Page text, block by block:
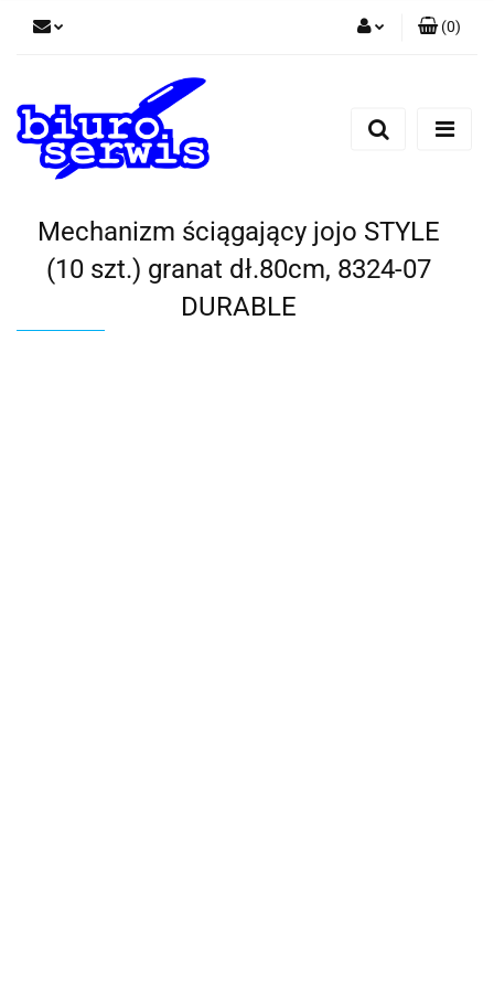
Zarejestruj się
(0)
Mechanizm ściągający jojo STYLE
(10 szt.) granat dł.80cm, 8324-07
DURABLE